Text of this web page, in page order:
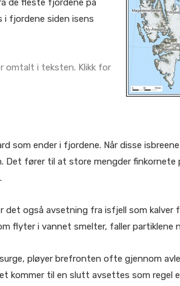
de fleste fjordene på
i fjordene siden isens
omtalt i teksten. Klikk for
som ender i fjordene. Når disse
Det fører til at store mengder finkornete
også avsetning fra isfjell som kalver
flyter i vannet smelter, faller partiklene
pløyer brefronten ofte gjennom
kommer til en slutt avsettes som regel